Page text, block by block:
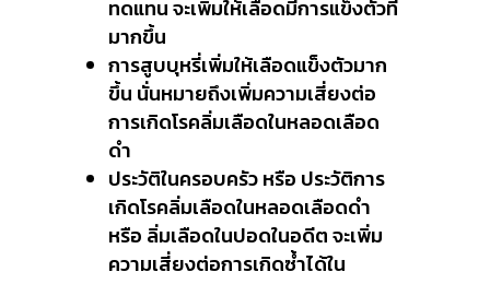
ทดแทน จะเพิ่มให้เลือดมีการแข็งตัวที่
มากขึ้น
การสูบบุหรี่เพิ่มให้เลือดแข็งตัวมาก
ขึ้น นั่นหมายถึงเพิ่มความเสี่ยงต่อ
การเกิดโรคลิ่มเลือดในหลอดเลือด
ดำ
ประวัติในครอบครัว หรือ ประวัติการ
เกิดโรคลิ่มเลือดในหลอดเลือดดำ
หรือ ลิ่มเลือดในปอดในอดีต จะเพิ่ม
ความเสี่ยงต่อการเกิดซ้ำได้ใน